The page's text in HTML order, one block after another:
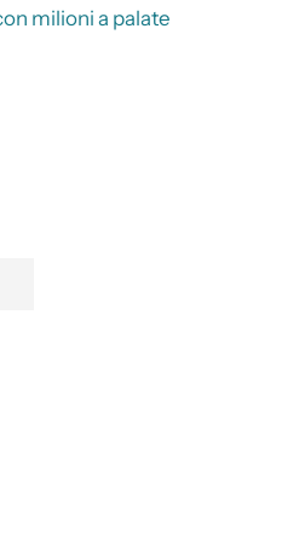
milioni a palate